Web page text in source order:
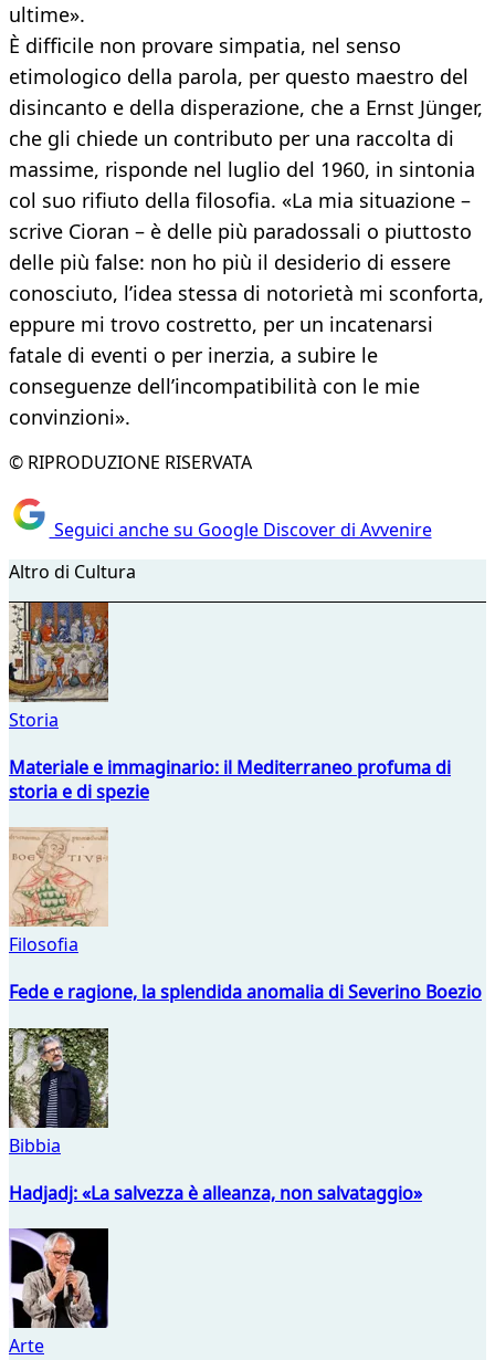
ultime».
È difficile non provare simpatia, nel senso
etimologico della parola, per questo maestro del
disincanto e della disperazione, che a Ernst Jünger,
che gli chiede un contributo per una raccolta di
massime, risponde nel luglio del 1960, in sintonia
col suo rifiuto della filosofia. «La mia situazione –
scrive Cioran – è delle più paradossali o piuttosto
delle più false: non ho più il desiderio di essere
conosciuto, l’idea stessa di notorietà mi sconforta,
eppure mi trovo costretto, per un incatenarsi
fatale di eventi o per inerzia, a subire le
conseguenze dell’incompatibilità con le mie
convinzioni».
© RIPRODUZIONE RISERVATA
Seguici anche su Google Discover di Avvenire
Altro di Cultura
Storia
Materiale e immaginario: il Mediterraneo profuma di
storia e di spezie
Filosofia
Fede e ragione, la splendida anomalia di Severino Boezio
Bibbia
Hadjadj: «La salvezza è alleanza, non salvataggio»
Arte